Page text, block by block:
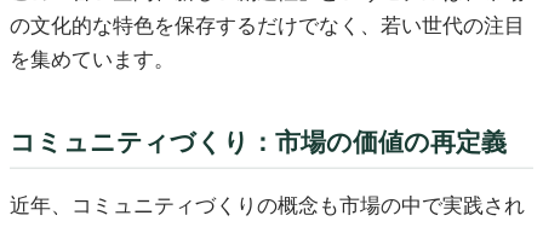
の文化的な特色を保存するだけでなく、若い世代の注目
を集めています。
コミュニティづくり：市場の価値の再定義
近年、コミュニティづくりの概念も市場の中で実践され